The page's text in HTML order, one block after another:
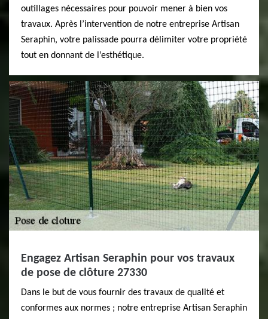
outillages nécessaires pour pouvoir mener à bien vos
travaux. Après l’intervention de notre entreprise Artisan
Seraphin, votre palissade pourra délimiter votre propriété
tout en donnant de l’esthétique.
Engagez Artisan Seraphin pour vos travaux
de pose de clôture 27330
Dans le but de vous fournir des travaux de qualité et
conformes aux normes ; notre entreprise Artisan Seraphin